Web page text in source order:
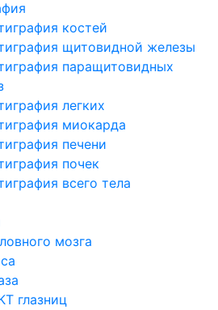
костей
щитовидной железы
паращитовидных
легких
миокарда
печени
почек
всего тела
мозга
глазниц